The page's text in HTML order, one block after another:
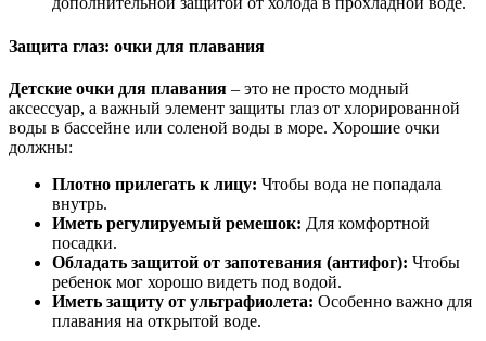
Защита глаз: очки для плавания
Детские очки для плавания – это не просто модный
аксессуар, а важный элемент защиты глаз от хлорированной
воды в бассейне или соленой воды в море. Хорошие очки
должны:
Плотно прилегать к лицу: Чтобы вода не попадала
внутрь.
Иметь регулируемый ремешок: Для комфортной
посадки.
Обладать защитой от запотевания (антифог): Чтобы
ребенок мог хорошо видеть под водой.
Иметь защиту от ультрафиолета: Особенно важно для
плавания на открытой воде.